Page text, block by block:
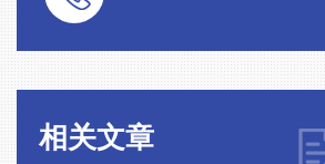
相关文章